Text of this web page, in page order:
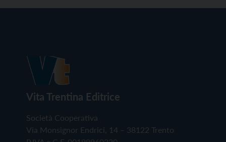
Vita Trentina Editrice
Società Cooperativa
Via Monsignor Endrici, 14 – 38122 Trento